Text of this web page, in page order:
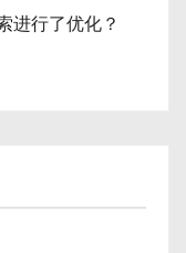
进行了优化？